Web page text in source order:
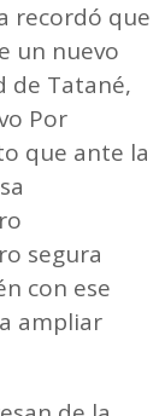
recordó que
un nuevo
de Tatané,
Por
que ante la
segura
con ese
ampliar